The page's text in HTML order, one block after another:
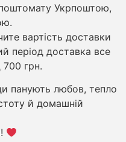
Укрпоштою,
вартість доставки
період доставка все
грн.
панують любов, тепло
й домашній